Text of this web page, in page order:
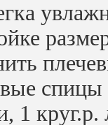
спицы
1